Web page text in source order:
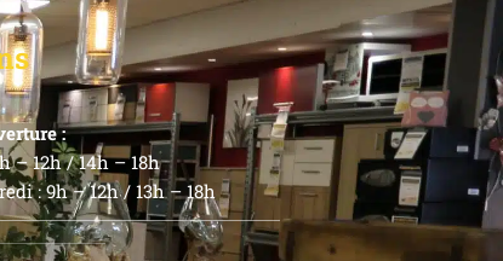
:
– 12h / 14h – 18h
: 9h – 12h / 13h – 18h